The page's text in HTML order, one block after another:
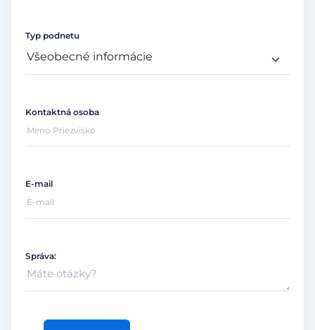
Typ podnetu
Kontaktná osoba
E-mail
Správa: